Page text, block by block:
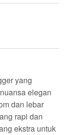
yang
elegan
dan lebar
rapi dan
ekstra untuk